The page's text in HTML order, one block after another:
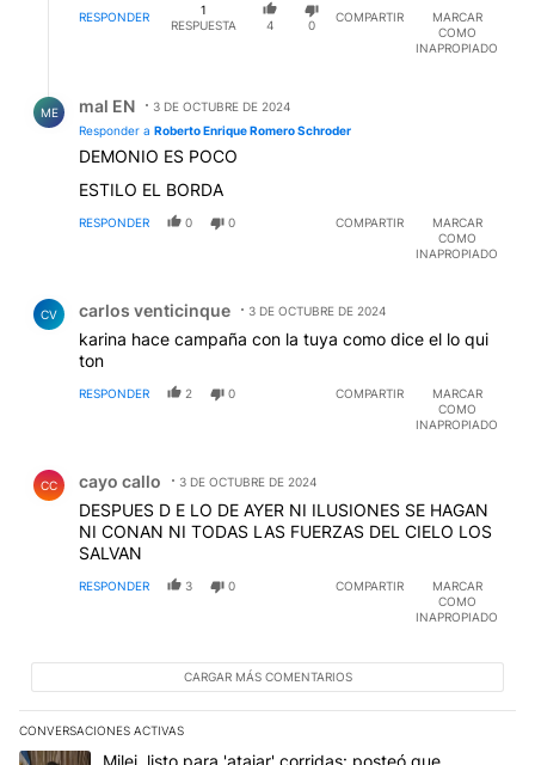
RESPONDER
1
RESPUESTA
4 0
COMPARTIR
MARCAR
COMO
INAPROPIADO
ME mal EN
3 DE OCTUBRE DE 2024
Responder a Roberto Enrique Romero Schroder
DEMONIO ES POCO
ESTILO EL BORDA
RESPONDER 0 0 COMPARTIR
MARCAR
COMO
INAPROPIADO
CV carlos venticinque 3 DE OCTUBRE DE 2024
karina hace campaña con la tuya como dice el lo qui
ton
RESPONDER 2 0 COMPARTIR
MARCAR
COMO
INAPROPIADO
CC cayo callo 3 DE OCTUBRE DE 2024
DESPUES D E LO DE AYER NI ILUSIONES SE HAGAN
NI CONAN NI TODAS LAS FUERZAS DEL CIELO LOS
SALVAN
RESPONDER 3 0 COMPARTIR
MARCAR
COMO
INAPROPIADO
CARGAR MÁS COMENTARIOS
CONVERSACIONES ACTIVAS
Este listado muestra los artículos con más comentarios en los